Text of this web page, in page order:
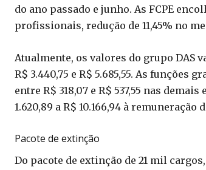
do ano passado e junho. As FCPE
profissionais, redução de 11,45% no
Atualmente, os valores do grupo DAS
R$ 3.440,75 e R$ 5.685,55. As funções
entre R$ 318,07 e R$ 537,55 nas
1.620,89 a R$ 10.166,94 à remuneração
Pacote de extinção
Do pacote de extinção de 21 mil